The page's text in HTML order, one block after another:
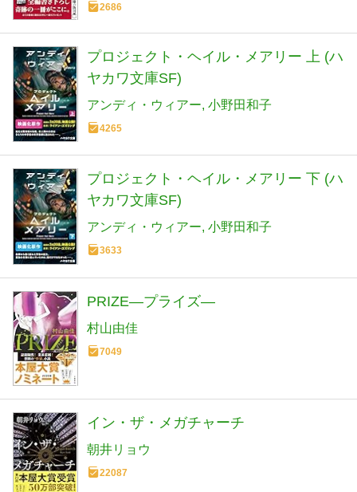
2686
プロジェクト・ヘイル・メアリー 上 (ハ
ヤカワ文庫SF)
アンディ・ウィアー 小野田和子
4265
プロジェクト・ヘイル・メアリー 下 (ハ
ヤカワ文庫SF)
アンディ・ウィアー 小野田和子
3633
PRIZE―プライズ―
村山由佳
7049
イン・ザ・メガチャーチ
朝井リョウ
22087